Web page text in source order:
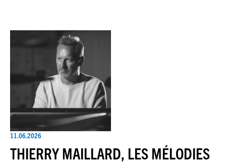
11.06.2026
THIERRY MAILLARD, LES MÉLODIES